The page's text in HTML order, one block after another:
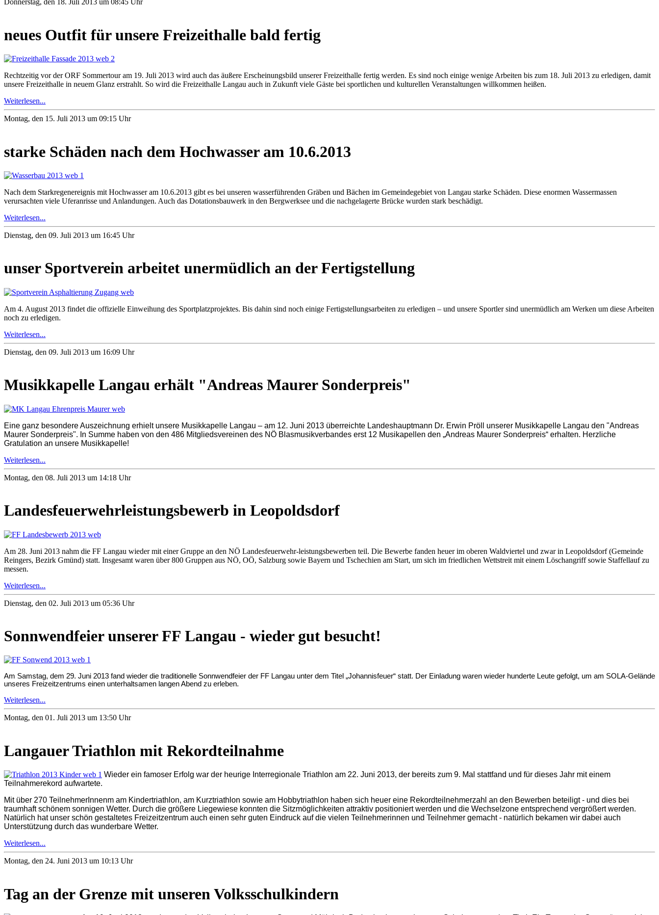
Donnerstag, den 18. Juli 2013 um 08:45 Uhr
neues Outfit für unsere Freizeithalle bald fertig
Rechtzeitig vor der ORF Sommertour am 19. Juli 2013 wird auch das äußere Erscheinungsbild unserer Freizeithalle fertig werden. Es sind noch einige wenige Arbeiten bis zum 18. Juli 2013 zu erledigen, damit
unsere Freizeithalle in neuem Glanz erstrahlt. So wird die Freizeithalle Langau auch in Zukunft viele Gäste bei sportlichen und kulturellen Veranstaltungen willkommen heißen.
Weiterlesen...
Montag, den 15. Juli 2013 um 09:15 Uhr
starke Schäden nach dem Hochwasser am 10.6.2013
Nach dem Starkregenereignis mit Hochwasser am 10.6.2013 gibt es bei unseren wasserführenden Gräben und Bächen im Gemeindegebiet von Langau starke Schäden. Diese enormen Wassermassen
verursachten viele Uferanrisse und Anlandungen. Auch das Dotationsbauwerk in den Bergwerksee und die nachgelagerte Brücke wurden stark beschädigt.
Weiterlesen...
Dienstag, den 09. Juli 2013 um 16:45 Uhr
unser Sportverein arbeitet unermüdlich an der Fertigstellung
Am 4. August 2013 findet die offizielle Einweihung des Sportplatzprojektes. Bis dahin sind noch einige Fertigstellungsarbeiten zu erledigen – und unsere Sportler sind unermüdlich am Werken um diese Arbeiten
noch zu erledigen.
Weiterlesen...
Dienstag, den 09. Juli 2013 um 16:09 Uhr
Musikkapelle Langau erhält "Andreas Maurer Sonderpreis"
Eine ganz besondere Auszeichnung erhielt unsere Musikkapelle Langau – am 12. Juni 2013 überreichte Landeshauptmann Dr. Erwin Pröll unserer Musikkapelle Langau den "Andreas
Maurer Sonderpreis". In Summe haben von den 486 Mitgliedsvereinen des NÖ Blasmusikverbandes erst 12 Musikapellen den „Andreas Maurer Sonderpreis“ erhalten. Herzliche
Gratulation an unsere Musikkapelle!
Weiterlesen...
Montag, den 08. Juli 2013 um 14:18 Uhr
Landesfeuerwehrleistungsbewerb in Leopoldsdorf
Am 28. Juni 2013 nahm die FF Langau wieder mit einer Gruppe an den NÖ Landesfeuerwehr-leistungsbewerben teil. Die Bewerbe fanden heuer im oberen Waldviertel und zwar in Leopoldsdorf (Gemeinde
Reingers, Bezirk Gmünd) statt. Insgesamt waren über 800 Gruppen aus NÖ, OÖ, Salzburg sowie Bayern und Tschechien am Start, um sich im friedlichen Wettstreit mit einem Löschangriff sowie Staffellauf zu
messen.
Weiterlesen...
Dienstag, den 02. Juli 2013 um 05:36 Uhr
Sonnwendfeier unserer FF Langau - wieder gut besucht!
Am Samstag, dem 29. Juni 2013 fand wieder die traditionelle Sonnwendfeier der FF Langau unter dem Titel „Johannisfeuer“ statt. Der Einladung waren wieder hunderte Leute gefolgt, um am SOLA-Gelände
unseres Freizeitzentrums einen unterhaltsamen langen Abend zu erleben.
Weiterlesen...
Montag, den 01. Juli 2013 um 13:50 Uhr
Langauer Triathlon mit Rekordteilnahme
Wieder ein famoser Erfolg war der heurige Interregionale Triathlon am 22. Juni 2013, der bereits zum 9. Mal stattfand und für dieses Jahr mit einem
Teilnahmerekord aufwartete.
Mit über 270 TeilnehmerInnenm am Kindertriathlon, am Kurztriathlon sowie am Hobbytriathlon haben sich heuer eine Rekordteilnehmerzahl an den Bewerben beteiligt - und dies bei
traumhaft schönem sonnigen Wetter. Durch die größere Liegewiese konnten die Sitzmöglichkeiten attraktiv positioniert werden und die Wechselzone entsprechend vergrößert werden.
Natürlich hat unser schön gestaltetes Freizeitzentrum auch einen sehr guten Eindruck auf die vielen Teilnehmerinnen und Teilnehmer gemacht - natürlich bekamen wir dabei auch
Unterstützung durch das wunderbare Wetter.
Weiterlesen...
Montag, den 24. Juni 2013 um 10:13 Uhr
Tag an der Grenze mit unseren Volksschulkindern